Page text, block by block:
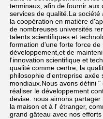
terminaux, afin de fournir aux
services de qualité.La société
la coopération en matière
de nombreuses universités
talents scientifiques et
formation d'une forte force de
développement,et de
l'innovation scientifique et
qualité comme centre, la
philosophie d'entreprise axée
mondiaux.Nous avons défini
réaliser le développement
devise. nous aimons
la maison et à l' étranger,
grand gâteau avec nos